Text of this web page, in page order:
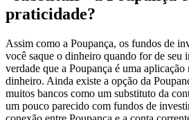
praticidade?
Assim como a Poupança, os fundos de
você saque o dinheiro quando for de seu
verdade que a Poupança é uma
dinheiro. Ainda existe a opção da
muitos bancos como um substituto da
um pouco parecido com fundos de